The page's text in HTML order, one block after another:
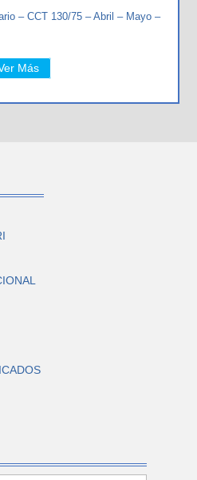
– CCT 130/75 – Abril – Mayo –
Más